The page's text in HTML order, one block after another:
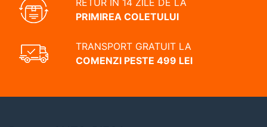
RETUR ÎN 14 ZILE DE LA
PRIMIREA COLETULUI
TRANSPORT GRATUIT LA
COMENZI PESTE 499 LEI